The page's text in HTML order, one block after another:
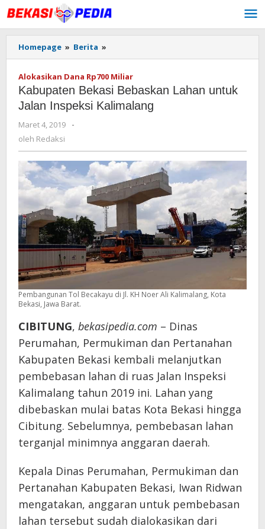
Lewati
ke
konten
Homepage » Berita »
Bekasi
Lahan
untuk
Jalan
Alokasikan Dana Rp700 Miliar
Kabupaten Bekasi Bebaskan Lahan untuk
Jalan Inspeksi Kalimalang
Maret 4, 2019
oleh
-
oleh Redaksi
Pembangunan Tol Becakayu di Jl. KH Noer Ali Kalimalang, Kota
Bekasi, Jawa Barat.
CIBITUNG, bekasipedia.com – Dinas
Perumahan, Permukiman dan Pertanahan
Kabupaten Bekasi kembali melanjutkan
pembebasan lahan di ruas Jalan Inspeksi
Kalimalang tahun 2019 ini. Lahan yang
dibebaskan mulai batas Kota Bekasi hingga
Cibitung. Sebelumnya, pembebasan lahan
terganjal minimnya anggaran daerah.
Kepala Dinas Perumahan, Permukiman dan
Pertanahan Kabupaten Bekasi, Iwan Ridwan
mengatakan, anggaran untuk pembebasan
lahan tersebut sudah dialokasikan dari